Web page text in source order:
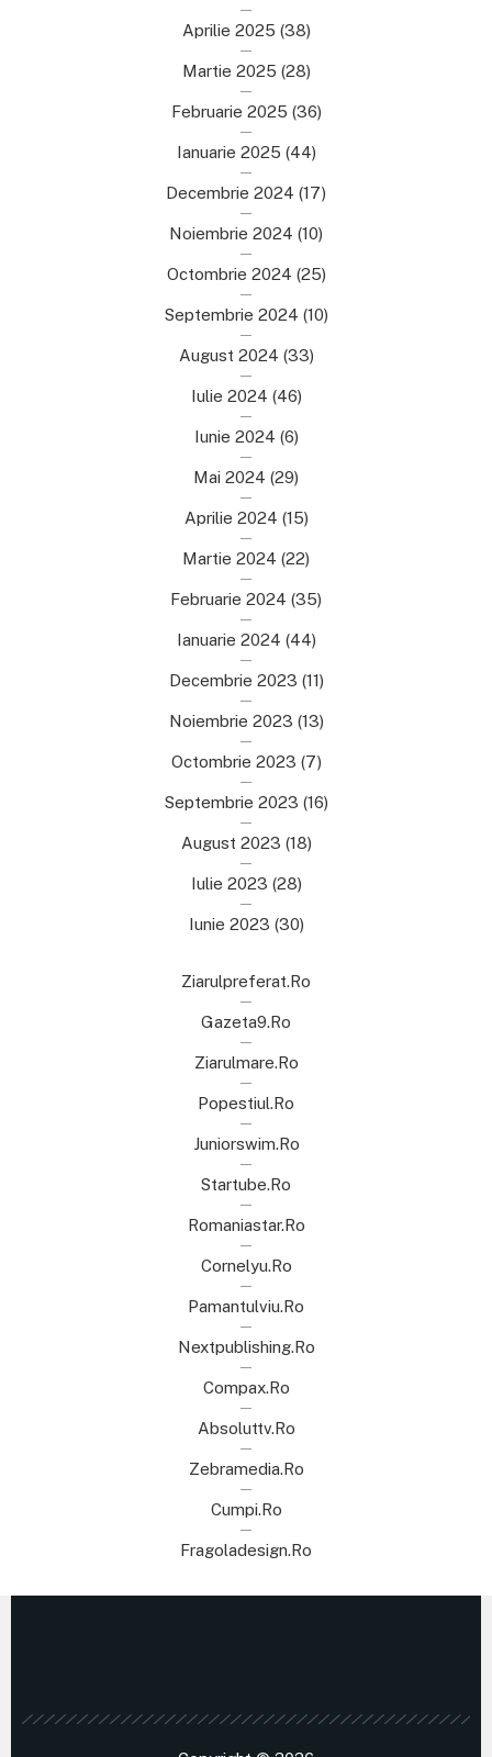
Aprilie 2025 (38)
Martie 2025 (28)
Februarie 2025 (36)
Ianuarie 2025 (44)
Decembrie 2024 (17)
Noiembrie 2024 (10)
Octombrie 2024 (25)
Septembrie 2024 (10)
August 2024 (33)
Iulie 2024 (46)
Iunie 2024 (6)
Mai 2024 (29)
Aprilie 2024 (15)
Martie 2024 (22)
Februarie 2024 (35)
Ianuarie 2024 (44)
Decembrie 2023 (11)
Noiembrie 2023 (13)
Octombrie 2023 (7)
Septembrie 2023 (16)
August 2023 (18)
Iulie 2023 (28)
Iunie 2023 (30)
Ziarulpreferat.ro
Gazeta9.ro
Ziarulmare.ro
Popestiul.ro
Juniorswim.ro
Startube.ro
Romaniastar.ro
Cornelyu.ro
Pamantulviu.ro
Nextpublishing.ro
Compax.ro
Absoluttv.ro
Zebramedia.ro
Cumpi.ro
Fragoladesign.ro